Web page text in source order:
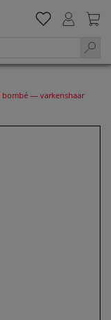
— varkenshaar